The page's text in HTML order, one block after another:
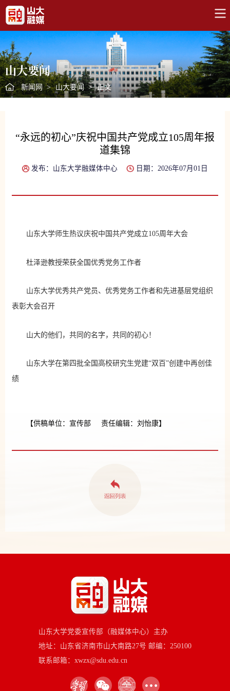
山大要闻
新闻网 > 山大要闻 > 正文
“永远的初心”庆祝中国共产党成立105周年报
道集锦
发布：山东大学融媒体中心 日期：2026年07月01日
山东大学师生热议庆祝中国共产党成立105周年大会
杜泽逊教授荣获全国优秀党务工作者
山东大学优秀共产党员、优秀党务工作者和先进基层党组织
表彰大会召开
山大的他们，共同的名字，共同的初心！
山东大学在第四批全国高校研究生党建“双百”创建中再创佳
绩
【供稿单位：宣传部 责任编辑：刘怡康】
山东大学党委宣传部（融媒体中心）主办
地址：山东省济南市山大南路27号 邮编：250100
联系邮箱：xwzx@sdu.edu.cn